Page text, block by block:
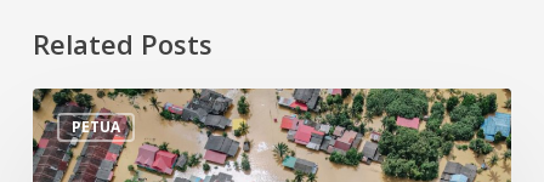
Related Posts
PETUA
Tips
Persiapan
Menghadapi